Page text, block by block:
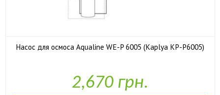
Насос для осмоса Aqualine WE-P 6005 (Kaplya KP-P6005)
2,670 грн.